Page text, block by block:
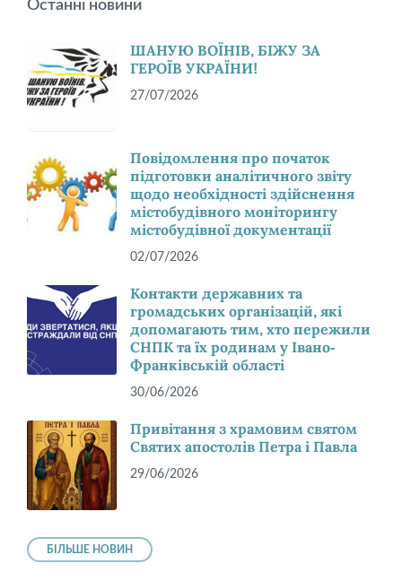
Останні новини
ШАНУЮ ВОЇНІВ, БІЖУ ЗА
ГЕРОЇВ УКРАЇНИ!
27/07/2026
Повідомлення про початок
підготовки аналітичного звіту
щодо необхідності здійснення
містобудівного моніторингу
містобудівної документації
02/07/2026
Контакти державних та
громадських організацій, які
допомагають тим, хто пережили
СНПК та їх родинам у Івано-
Франківській області
30/06/2026
Привітання з храмовим святом
Святих апостолів Петра і Павла
29/06/2026
БІЛЬШЕ НОВИН